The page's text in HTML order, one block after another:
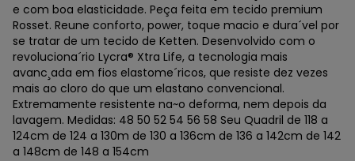
e com boa elasticidade. Peça feita em tecido premium
Rosset. Reune conforto, power, toque macio e dura´vel por
se tratar de um tecido de Ketten. Desenvolvido com o
revoluciona´rio Lycra® Xtra Life, a tecnologia mais
avanc¸ada em fios elastome´ricos, que resiste dez vezes
mais ao cloro do que um elastano convencional.
Extremamente resistente na~o deforma, nem depois da
lavagem. Medidas: 48 50 52 54 56 58 Seu Quadril de 118 a
124cm de 124 a 130m de 130 a 136cm de 136 a 142cm de 142
a 148cm de 148 a 154cm